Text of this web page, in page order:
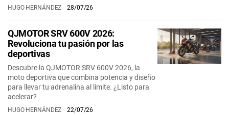
HUGO HERNÁNDEZ 28/07/26
QJMOTOR SRV 600V 2026:
Revoluciona tu pasión por las
deportivas
Descubre la QJMOTOR SRV 600V 2026, la
moto deportiva que combina potencia y diseño
para llevar tu adrenalina al límite. ¿Listo para
acelerar?
HUGO HERNÁNDEZ 22/07/26